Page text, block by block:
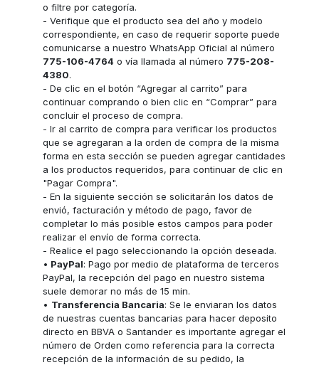
o filtre por categoría.
- Verifique que el producto sea del año y modelo
correspondiente, en caso de requerir soporte puede
comunicarse a nuestro WhatsApp Oficial al número
775-106-4764 o vía llamada al número 775-208-
4380.
- De clic en el botón “Agregar al carrito” para
continuar comprando o bien clic en “Comprar” para
concluir el proceso de compra.
- Ir al carrito de compra para verificar los productos
que se agregaran a la orden de compra de la misma
forma en esta sección se pueden agregar cantidades
a los productos requeridos, para continuar de clic en
"Pagar Compra".
- En la siguiente sección se solicitarán los datos de
envió, facturación y método de pago, favor de
completar lo más posible estos campos para poder
realizar el envío de forma correcta.
- Realice el pago seleccionando la opción deseada.
• PayPal: Pago por medio de plataforma de terceros
PayPal, la recepción del pago en nuestro sistema
suele demorar no más de 15 min.
• Transferencia Bancaria: Se le enviaran los datos
de nuestras cuentas bancarias para hacer deposito
directo en BBVA o Santander es importante agregar el
número de Orden como referencia para la correcta
recepción de la información de su pedido, la